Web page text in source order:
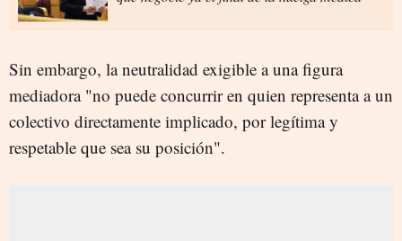
Sin embargo, la neutralidad exigible a una figura
mediadora "no puede concurrir en quien representa a un
colectivo directamente implicado, por legítima y
respetable que sea su posición".